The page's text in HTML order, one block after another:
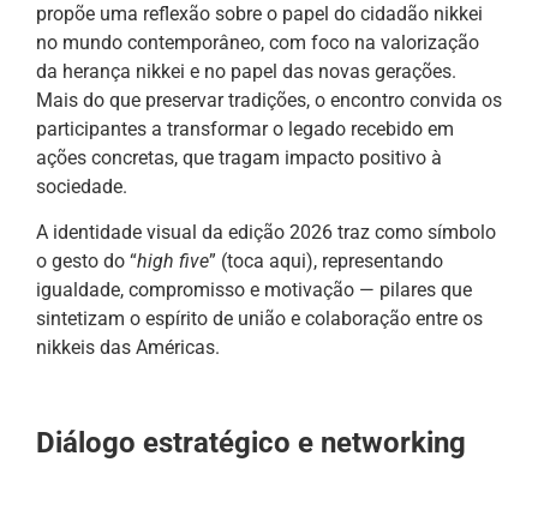
propõe uma reflexão sobre o papel do cidadão nikkei
no mundo contemporâneo, com foco na valorização
da herança nikkei e no papel das novas gerações.
Mais do que preservar tradições, o encontro convida os
participantes a transformar o legado recebido em
ações concretas, que tragam impacto positivo à
sociedade.
A identidade visual da edição 2026 traz como símbolo
o gesto do “high five” (toca aqui), representando
igualdade, compromisso e motivação — pilares que
sintetizam o espírito de união e colaboração entre os
nikkeis das Américas.
Diálogo estratégico e networking